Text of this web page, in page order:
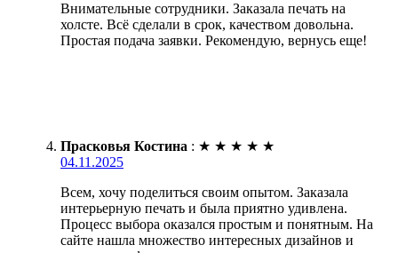
Внимательные сотрудники. Заказала печать на
холсте. Всё сделали в срок, качеством довольна.
Простая подача заявки. Рекомендую, вернусь еще!
Прасковья Костина : ★ ★ ★ ★ ★
04.11.2025
Всем, хочу поделиться своим опытом. Заказала
интерьерную печать и была приятно удивлена.
Процесс выбора оказался простым и понятным. На
сайте нашла множество интересных дизайнов и